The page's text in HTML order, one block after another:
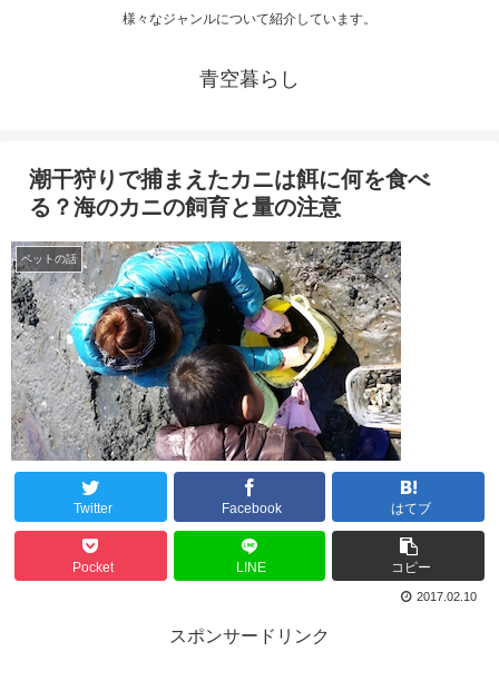
様々なジャンルについて紹介しています。
青空暮らし
潮干狩りで捕まえたカニは餌に何を食べ
る？海のカニの飼育と量の注意
ペットの話
Twitter Facebook はてブ
Pocket LINE コピー
2017.02.10
スポンサードリンク